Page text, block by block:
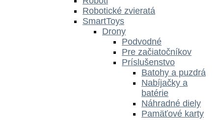
Robotické zvieratá
SmartToys
Drony
Podvodné
Pre začiatočníkov
Príslušenstvo
Batohy a puzdrá
Nabíjačky a
batérie
Náhradné diely
Pamäťové karty